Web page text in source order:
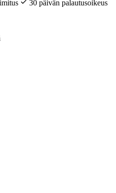
30 päivän palautusoikeus